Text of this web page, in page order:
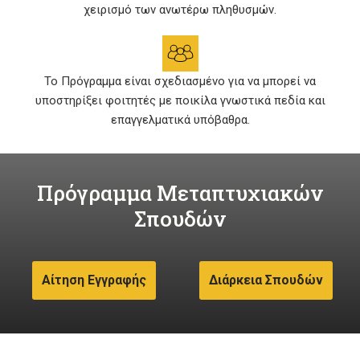
χειρισμό των ανωτέρω πληθυσμών.
Το Πρόγραμμα είναι σχεδιασμένο για να μπορεί να
υποστηρίξει φοιτητές με ποικίλα γνωστικά πεδία και
επαγγελματικά υπόβαθρα.
Πρόγραμμα Μεταπτυχιακών
Σπουδών
Αίτηση Εγγραφής Διάρκεια Σπουδών